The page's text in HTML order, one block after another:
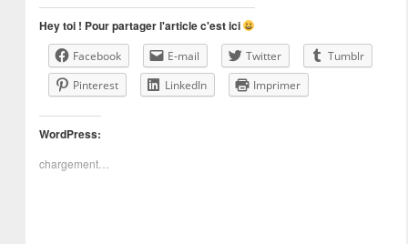
Hey toi ! Pour partager l'article c'est ici
Facebook E-mail Twitter
Tumblr
Pinterest
LinkedIn Imprimer
WordPress:
chargement…